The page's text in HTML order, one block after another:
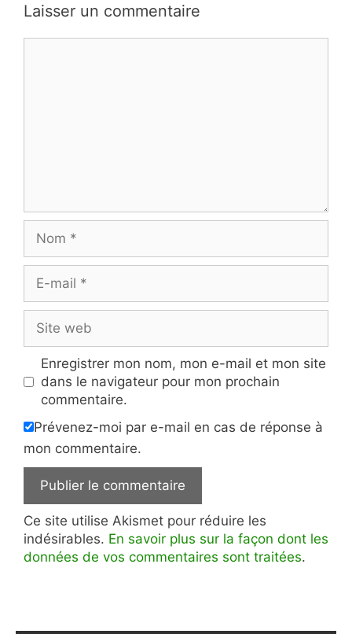
Laisser un commentaire
mail
web
Enregistrer mon nom, mon e-mail et mon site
dans le navigateur pour mon prochain
commentaire.
Prévenez-moi par e-mail en cas de réponse à
mon commentaire.
Ce site utilise Akismet pour réduire les
indésirables. En savoir plus sur la façon dont les
données de vos commentaires sont traitées.